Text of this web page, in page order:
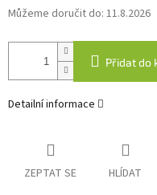
Můžeme doručit do: 11.8.2026
Přidat do
Detailní informace
ZEPTAT SE HLÍDAT